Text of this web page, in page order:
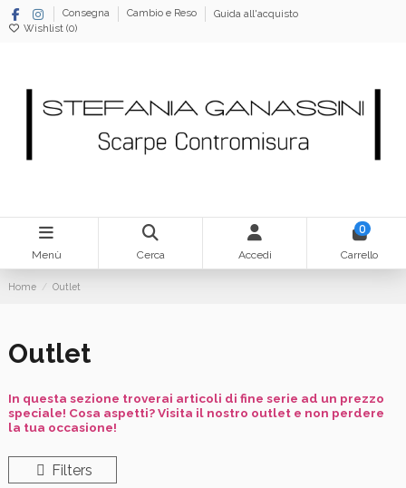
Consegna Cambio e Reso
Guida all'acquisto
Wishlist (0)
Menù Cerca Accedi
0
Carrello
Home Outlet
Outlet
In questa sezione troverai articoli di fine serie ad un prezzo
speciale! Cosa aspetti? Visita il nostro outlet e non perdere
la tua occasione!
Filters